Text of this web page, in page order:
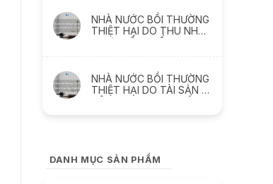
NHÀ NƯỚC BỒI THƯỜNG
THIỆT HẠI DO THU NHẬP
THỰC TẾ BỊ MẤT, BỊ
NHÀ NƯỚC BỒI THƯỜNG
THIỆT HẠI DO TÀI SẢN BỊ
DANH MỤC SẢN PHẨM